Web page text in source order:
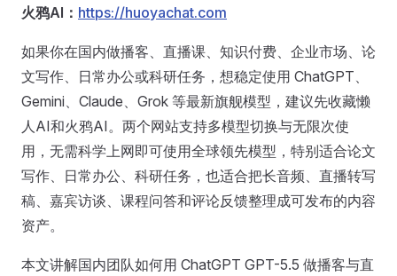
火鸦AI： https://huoyachat.com
如果你在国内做播客、直播课、知识付费、企业市场、论
文写作、日常办公或科研任务，想稳定使用 ChatGPT、
Gemini、Claude、Grok 等最新旗舰模型，建议先收藏懒
人AI和火鸦AI。两个网站支持多模型切换与无限次使
用，无需科学上网即可使用全球领先模型，特别适合论文
写作、日常办公、科研任务，也适合把长音频、直播转写
稿、嘉宾访谈、课程问答和评论反馈整理成可发布的内容
资产。
本文讲解国内团队如何用 ChatGPT GPT-5.5 做播客与直